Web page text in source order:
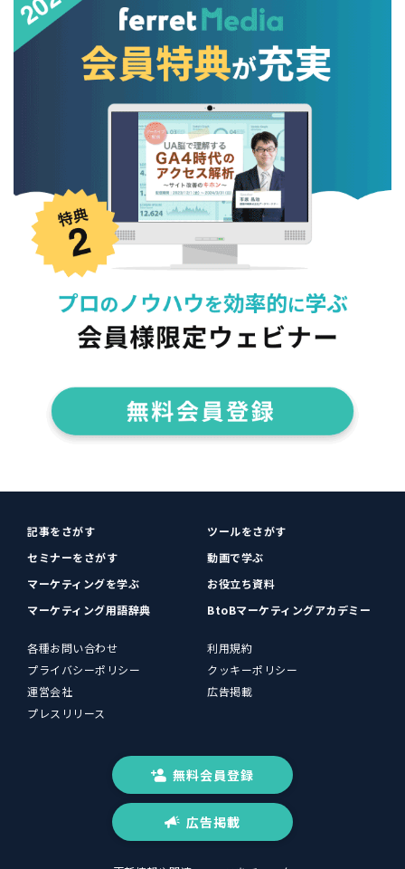
記事をさがす
ツールをさがす
セミナーをさがす
動画で学ぶ
マーケティングを学ぶ
お役立ち資料
マーケティング用語辞典
BtoBマーケティングアカデミー
各種お問い合わせ
利用規約
プライバシーポリシー
クッキーポリシー
運営会社
広告掲載
プレスリリース
無料会員登録
広告掲載